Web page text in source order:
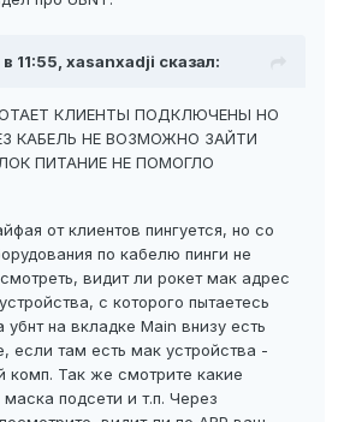
11:55, xasanxadji сказал:
КЛИЕНТЫ ПОДКЛЮЧЕНЫ НО
КАБЕЛЬ НЕ ВОЗМОЖНО ЗАЙТИ
ПИТАНИЕ НЕ ПОМОГЛО
от клиентов пингуется, но со
по кабелю пинги не
видит ли рокет мак адрес
с которого пытаетесь
убнт на вкладке Main внизу есть
если там есть мак устройства -
комп. Так же смотрите какие
маска подсети и т.п. Через